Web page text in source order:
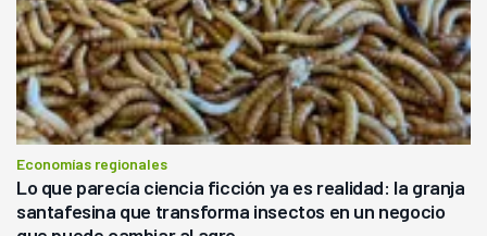
Economías regionales
Lo que parecía ciencia ficción ya es realidad: la granja
santafesina que transforma insectos en un negocio